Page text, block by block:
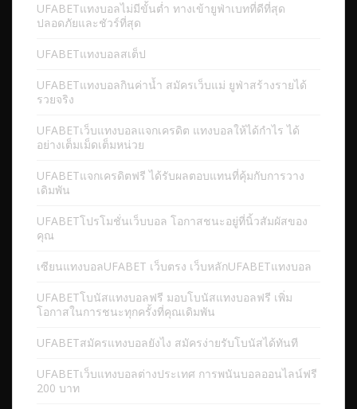
UFABETแทงบอลไม่มีขั้นต่ำ ทางเข้ายูฟ่าเบทที่ดีที่สุด
ปลอดภัยและชัวร์ที่สุด
UFABETแทงบอลสเต็ป
UFABETแทงบอลกินค่าน้ำ สมัครเว็บแม่ ยูฟ่าสร้างรายได้
รวยจริง
UFABETเว็บแทงบอลแจกเครดิต แทงบอลให้ได้กำไร ได้
อย่างเต็มเม็ดเต็มหน่วย
UFABETแจกเครดิตฟรี ได้รับผลตอบแทนที่คุ้มกับการวาง
เดิมพัน
UFABETโปรโมชั่นเว็บบอล โอกาสชนะอยู่ที่นิ้วสัมผัสของ
คุณ
เซียนแทงบอลUFABET เว็บตรง เว็บหลักUFABETแทงบอล
UFABETโบนัสแทงบอลฟรี มอบโบนัสแทงบอลฟรี เพิ่ม
โอกาสในการชนะทุกครั้งที่คุณเดิมพัน
UFABETสมัครแทงบอลยังไง สมัครง่ายรับโบนัสได้ทันที
UFABETเว็บแทงบอลต่างประเทศ การพนันบอลออนไลน์ฟรี
200 บาท